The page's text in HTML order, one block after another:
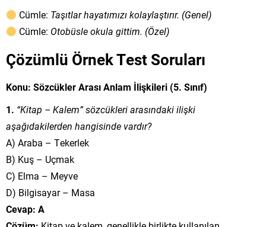
Cümle: Taşıtlar hayatımızı kolaylaştırır. (Genel)
Cümle: Otobüsle okula gittim. (Özel)
Çözümlü Örnek Test Soruları
Konu: Sözcükler Arası Anlam İlişkileri (5. Sınıf)
1. “Kitap – Kalem” sözcükleri arasındaki ilişki
aşağıdakilerden hangisinde vardır?
A) Araba – Tekerlek
B) Kuş – Uçmak
C) Elma – Meyve
D) Bilgisayar – Masa
Cevap: A